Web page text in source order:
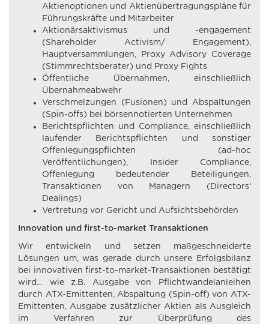
Aktienoptionen und Aktienübertragungspläne für
Führungskräfte und Mitarbeiter
Aktionärsaktivismus und -engagement
(Shareholder Activism/ Engagement),
Hauptversammlungen, Proxy Advisory Coverage
(Stimmrechtsberater) und Proxy Fights
Öffentliche Übernahmen, einschließlich
Übernahmeabwehr
Verschmelzungen (Fusionen) und Abspaltungen
(Spin-offs) bei börsennotierten Unternehmen
Berichtspflichten und Compliance, einschließlich
laufender Berichtspflichten und sonstiger
Offenlegungspflichten (ad-hoc
Veröffentlichungen), Insider Compliance,
Offenlegung bedeutender Beteiligungen,
Transaktionen von Managern (Directors‘
Dealings)
Vertretung vor Gericht und Aufsichtsbehörden
Innovation und first-to-market Transaktionen
Wir entwickeln und setzen maßgeschneiderte
Lösungen um, was gerade durch unsere Erfolgsbilanz
bei innovativen first-to-market-Transaktionen bestätigt
wird… wie z.B. Ausgabe von Pflichtwandelanleihen
durch ATX-Emittenten, Abspaltung (Spin-off) von ATX-
Emittenten, Ausgabe zusätzlicher Aktien als Ausgleich
im Verfahren zur Überprüfung des